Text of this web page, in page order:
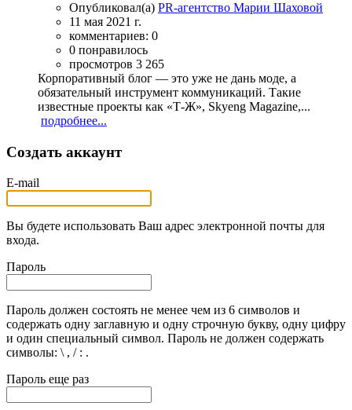
Опубликовал(а) PR-агентство Марии Шаховой
11 мая 2021 г.
комментариев: 0
0 понравилось
просмотров 3 265
Корпоративный блог — это уже не дань моде, а
обязательный инструмент коммуникаций. Такие
известные проекты как «Т-Ж», Skyeng Magazine,...
подробнее...
Создать аккаунт
E-mail
Вы будете использовать Ваш адрес электронной почты для
входа.
Пароль
Пароль должен состоять не менее чем из 6 символов и
содержать одну заглавную и одну строчную букву, одну цифру
и один специальный символ. Пароль не должен содержать
символы: \ , / : .
Пароль еще раз